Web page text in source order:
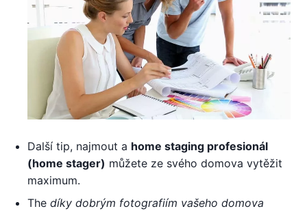
Další tip, najmout a home staging profesionál
(home stager) můžete ze svého domova vytěžit
maximum.
The díky dobrým fotografiím vašeho domova